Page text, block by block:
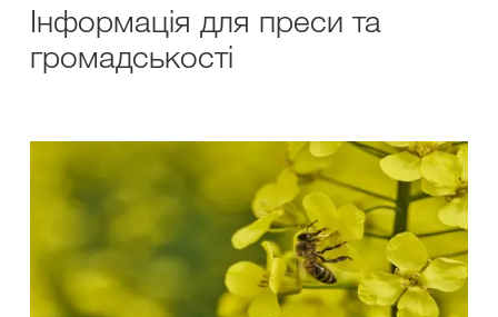
Інформація для преси та
громадськості